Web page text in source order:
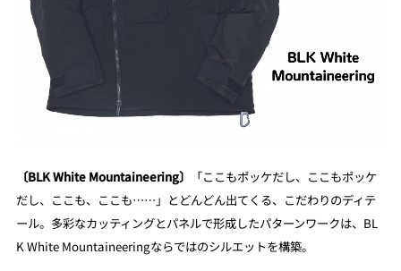
〔BLK White Mountaineering〕
「ここもポッケだし、ここもポッケ
だし、ここも、ここも……」とどんどん出てくる、こだわりのディテ
ール。多彩なカッティングとパネルで形成したパターンワークは、BL
K White Mountaineeringならではのシルエットを構築。